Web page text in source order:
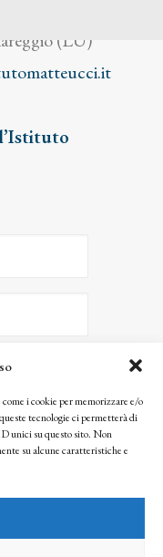
i cookie per memorizzare e/o
tecnologie ci permetterà di
unici su questo sito. Non
su alcune caratteristiche e
(LU)
saranno trattate
Matteucci